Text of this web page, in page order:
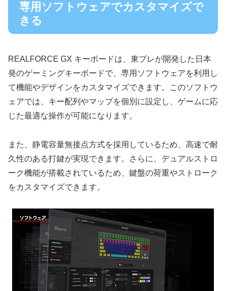
専用ソフトウェアでカスタマイズで
きる
REALFORCE GX キーボードは、東プレが開発した日本
発のゲーミングキーボードで、専用ソフトウェアを利用し
て機能やデザインをカスタマイズできます。このソフトウ
ェアでは、キー配列やマップを個別に設定し、ゲームに応
じた最適な操作が可能になります。
また、静電容量無接点方式を採用しているため、高速で耐
久性のある打鍵が実現できます。さらに、デュアルストロ
ーク機能が搭載されているため、鍵盤の荷重やストローク
をカスタマイズできます。